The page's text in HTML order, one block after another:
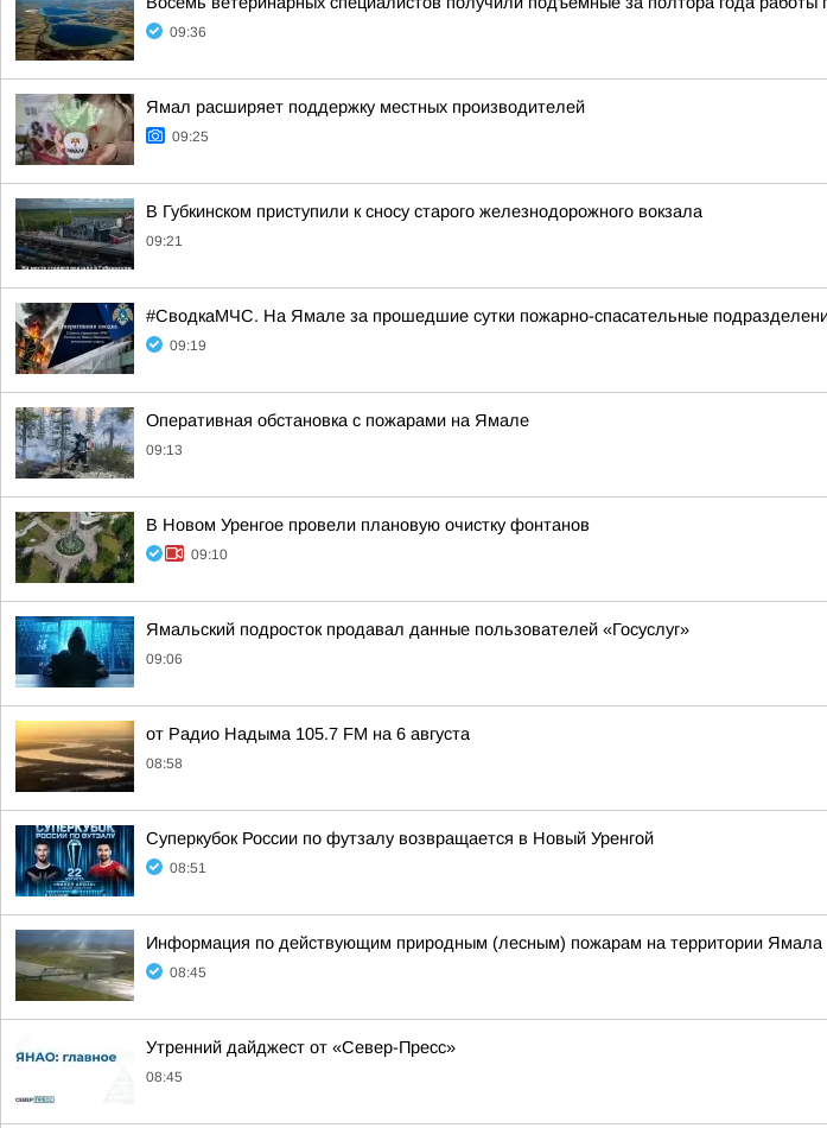
09:36
Ямал расширяет поддержку местных производителей
09:25
В Губкинском приступили к сносу старого железнодорожного вокзала
09:21
#СводкаМЧС. На Ямале за прошедшие сутки пожарно-спасательные
09:19
Оперативная обстановка с пожарами на Ямале
09:13
В Новом Уренгое провели плановую очистку фонтанов
09:10
Ямальский подросток продавал данные пользователей «Госуслуг»
09:06
от Радио Надыма 105.7 FM на 6 августа
08:58
Суперкубок России по футзалу возвращается в Новый Уренгой
08:51
Информация по действующим природным (лесным) пожарам на территории Ямала
08:45
Утренний дайджест от «Север-Пресс»
08:45